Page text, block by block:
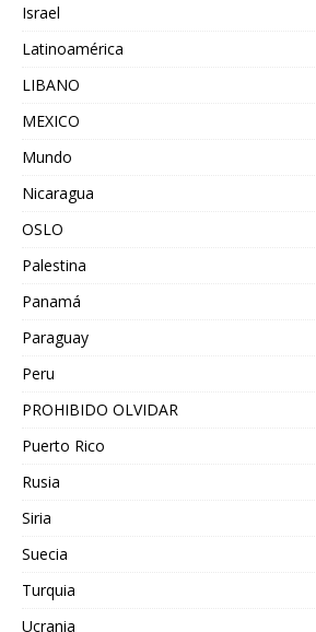
Israel
Latinoamérica
LIBANO
MEXICO
Mundo
Nicaragua
OSLO
Palestina
Panamá
Paraguay
Peru
PROHIBIDO OLVIDAR
Puerto Rico
Rusia
Siria
Suecia
Turquia
Ucrania